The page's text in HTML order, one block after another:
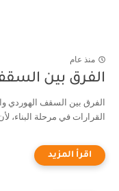
منذ عام
الفرق بين
الفرق بين السقف الهوردي
القرارات في مرحلة البناء،